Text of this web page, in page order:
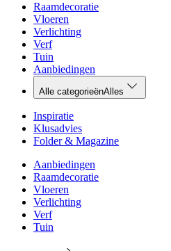
Raamdecoratie
Vloeren
Verlichting
Verf
Tuin
Aanbiedingen
Alle categorieënAlles
Inspiratie
Klusadvies
Folder & Magazine
Aanbiedingen
Raamdecoratie
Vloeren
Verlichting
Verf
Tuin